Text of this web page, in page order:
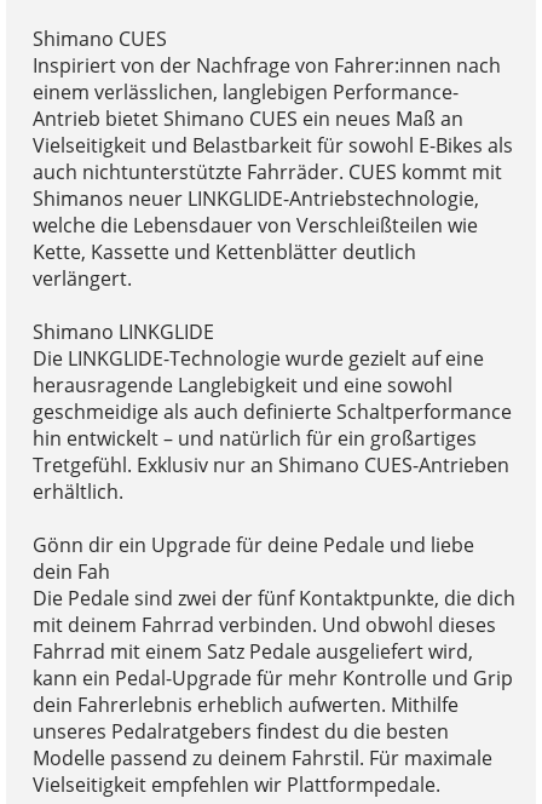
Shimano CUES
Inspiriert von der Nachfrage von Fahrer:innen nach
einem verlässlichen, langlebigen Performance-
Antrieb bietet Shimano CUES ein neues Maß an
Vielseitigkeit und Belastbarkeit für sowohl E-Bikes als
auch nichtunterstützte Fahrräder. CUES kommt mit
Shimanos neuer LINKGLIDE-Antriebstechnologie,
welche die Lebensdauer von Verschleißteilen wie
Kette, Kassette und Kettenblätter deutlich
verlängert.
Shimano LINKGLIDE
Die LINKGLIDE-Technologie wurde gezielt auf eine
herausragende Langlebigkeit und eine sowohl
geschmeidige als auch definierte Schaltperformance
hin entwickelt – und natürlich für ein großartiges
Tretgefühl. Exklusiv nur an Shimano CUES-Antrieben
erhältlich.
Gönn dir ein Upgrade für deine Pedale und liebe
dein Fah
Die Pedale sind zwei der fünf Kontaktpunkte, die dich
mit deinem Fahrrad verbinden. Und obwohl dieses
Fahrrad mit einem Satz Pedale ausgeliefert wird,
kann ein Pedal-Upgrade für mehr Kontrolle und Grip
dein Fahrerlebnis erheblich aufwerten. Mithilfe
unseres Pedalratgebers findest du die besten
Modelle passend zu deinem Fahrstil. Für maximale
Vielseitigkeit empfehlen wir Plattformpedale.